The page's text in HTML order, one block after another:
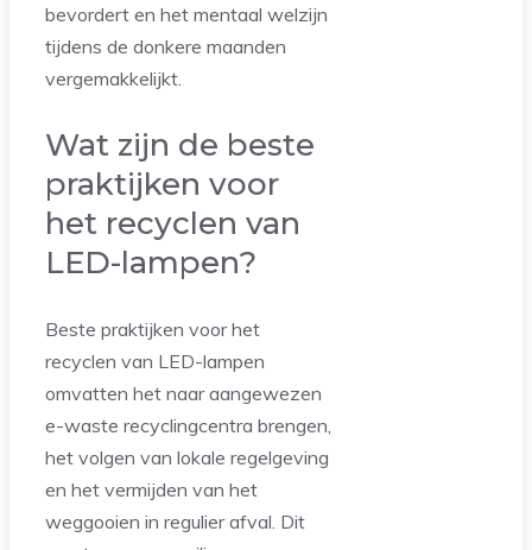
bevordert en het mentaal welzijn
tijdens de donkere maanden
vergemakkelijkt.
Wat zijn de beste
praktijken voor
het recyclen van
LED-lampen?
Beste praktijken voor het
recyclen van LED-lampen
omvatten het naar aangewezen
e-waste recyclingcentra brengen,
het volgen van lokale regelgeving
en het vermijden van het
weggooien in regulier afval. Dit